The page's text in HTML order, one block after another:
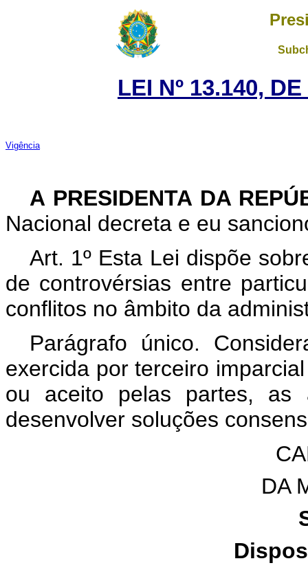
LEI Nº 13.140,
Vigência
A PRESIDENTA DA
Nacional decreta e eu
Art. 1º Esta Lei dispõe
de controvérsias entre
conflitos no âmbito da
Parágrafo único.
exercida por terceiro
ou aceito pelas partes, as
desenvolver soluções
DA